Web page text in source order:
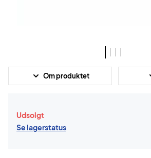
Om produktet
Udsolgt
Se lagerstatus